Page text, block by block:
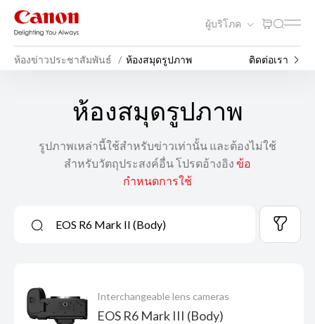
ผู้บริโภค
ห้องข่าวประชาสัมพันธ์ ห้องสมุดรูปภาพ ติดต่อเรา
ห้องสมุดรูปภาพ
รูปภาพเหล่านี้ใช้สำหรับข่าวเท่านั้น​ และต้องไม่ใช้
สำหรับวัตถุประสงค์อื่น​ โปรดอ้างอิง ข้อ
กำหนดการใช้
Interchangeable lens cameras
EOS R6 Mark III (Body)